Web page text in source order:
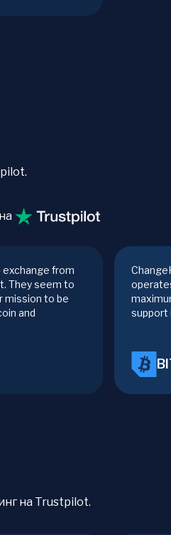
from
They seem to
mission to be
and
support
на Trustpilot.